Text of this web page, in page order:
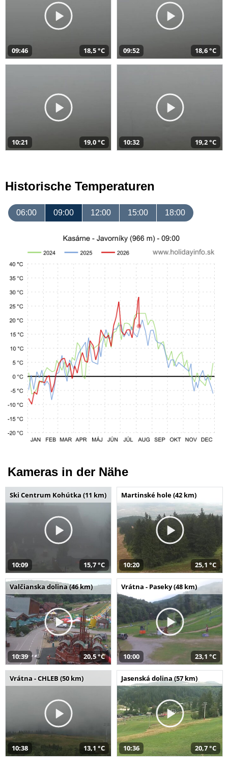
09:46 18,5 °C 09:52 18,6 °C
10:21 19,0 °C 10:32 19,2 °C
Historische Temperaturen
06:00 09:00 12:00 15:00 18:00
Kameras in der Nähe
Ski Centrum Kohútka (11 km)
10:09 15,7 °C
Martinské hole (42 km)
10:20 25,1 °C
Valčianska dolina (46 km)
10:39 20,5 °C
Vrátna - Paseky (48 km)
10:00 23,1 °C
Vrátna - CHLEB (50 km)
10:38 13,1 °C
Jasenská dolina (57 km)
10:36 20,7 °C